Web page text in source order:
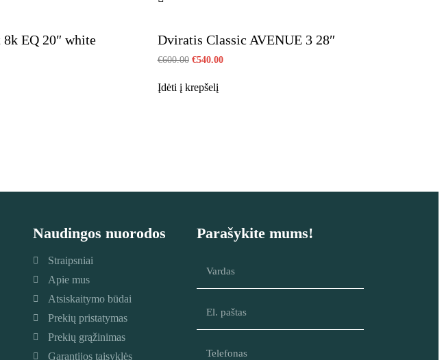
EQ 20″ white Dviratis Classic AVENUE 3 28″
€600.00 €540.00
Įdėti į krepšelį
Naudingos nuorodos
Straipsniai
Apie mus
Atsiskaitymo būdai
Prekių pristatymas
Prekių grąžinimas
Garantijos taisyklės
Parašykite mums!